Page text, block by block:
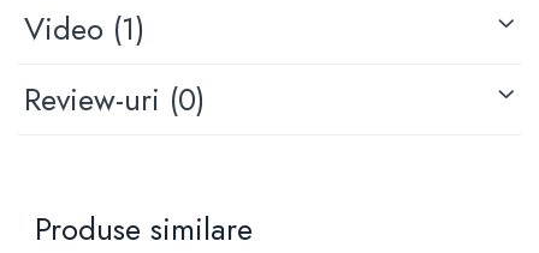
Video (1)
Review-uri (0)
Produse similare